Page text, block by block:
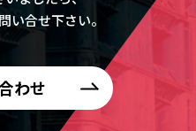
い合せ下さい。
わせ